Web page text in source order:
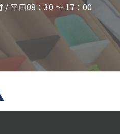
/ 平日08：30 ～ 17：00